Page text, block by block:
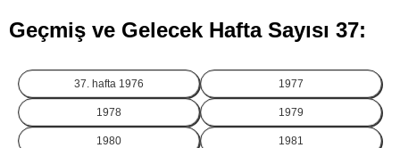
Geçmiş ve Gelecek Hafta Sayısı 37:
37. hafta 1976 1977
1978 1979
1980 1981